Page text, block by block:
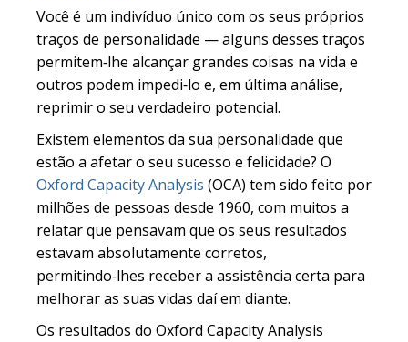
Você é um indivíduo único com os seus próprios
traços de personalidade — alguns desses traços
permitem‑lhe alcançar grandes coisas na vida e
outros podem impedi‑lo e, em última análise,
reprimir o seu verdadeiro potencial.
Existem elementos da sua personalidade que
estão a afetar o seu sucesso e felicidade? O
Oxford Capacity Analysis (OCA) tem sido feito por
milhões de pessoas desde 1960, com muitos a
relatar que pensavam que os seus resultados
estavam absolutamente corretos,
permitindo‑lhes receber a assistência certa para
melhorar as suas vidas daí em diante.
Os resultados do Oxford Capacity Analysis